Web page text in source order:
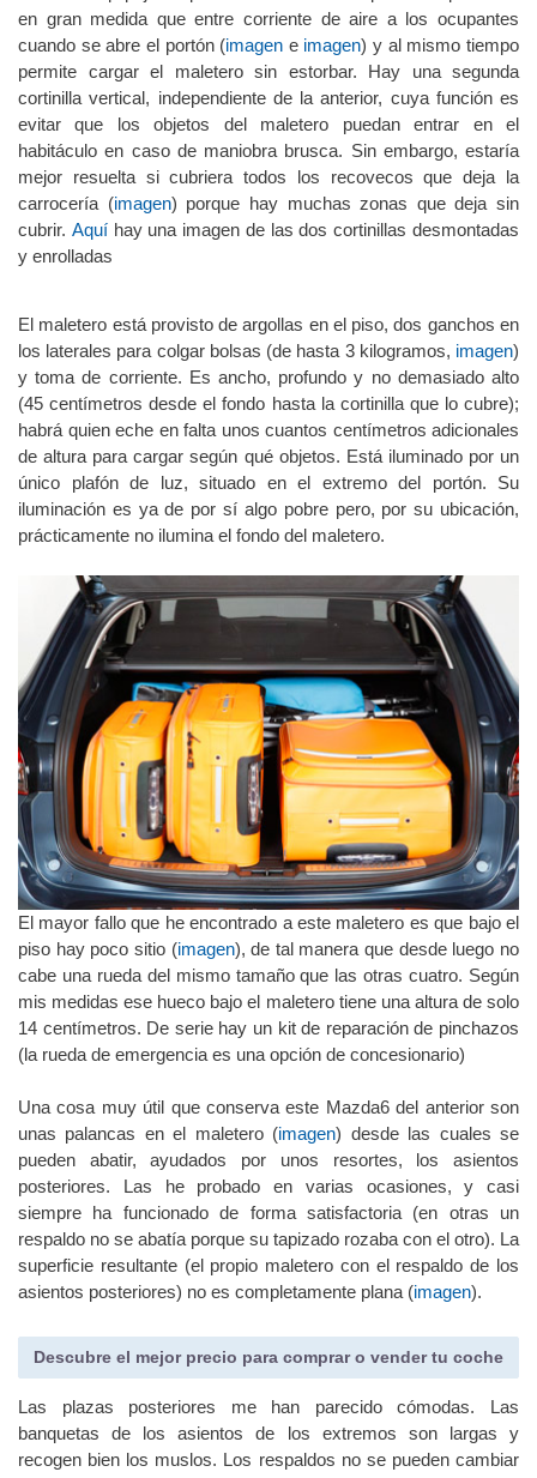
oculta el equipaje se puede colocar en una posición que limita
en gran medida que entre corriente de aire a los ocupantes
cuando se abre el portón (imagen eimagen
) y al mismo tiempo
permite cargar el maletero sin estorbar. Hay una segunda
cortinilla vertical, independiente de la anterior, cuya función es
evitar que los objetos del maletero puedan entrar en el
habitáculo en caso de maniobra brusca. Sin embargo, estaría
mejor resuelta si cubriera todos los recovecos que deja la
carrocería ( imagen) porque hay muchas zonas que deja sin
cubrir.Aquíhay una imagen de las dos cortinillas desmontadas
El maletero está provisto de argollas en el piso, dos ganchos en
los laterales para colgar bolsas (de hasta 3 kilogramos,imagen)
y toma de corriente. Es ancho, profundo y no demasiado alto
(45 centímetros desde el fondo hasta la cortinilla que lo cubre);
habrá quien eche en falta unos cuantos centímetros adicionales
de altura para cargar según qué objetos. Está iluminado por un
único plafón de luz, situado en el extremo del portón. Su
iluminación es ya de por sí algo pobre pero, por su ubicación,
El mayor fallo que he encontrado a este maletero es que bajo el
piso hay poco sitio ( imagen ), de tal manera que desde luego no
cabe una rueda del mismo tamaño que las otras cuatro. Según
mis medidas ese hueco bajo el maletero tiene una altura de solo
14 centímetros. De serie hay un kit de reparación de pinchazos
Una cosa muy útil que conserva este Mazda6 del anterior son
unas palancas en el maletero (
imagen) desde las cuales se
pueden abatir, ayudados por unos resortes, los asientos
posteriores. Las he probado en varias ocasiones, y casi
siempre ha funcionado de forma satisfactoria (en otras un
respaldo no se abatía porque su tapizado rozaba con el otro). La
superficie resultante (el propio maletero con el respaldo de los
Descubre el mejor precio para comprar o vender tu coche
Las plazas posteriores me han parecido cómodas. Las
banquetas de los asientos de los extremos son largas y